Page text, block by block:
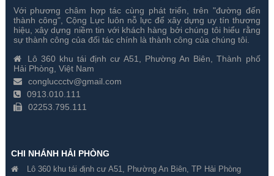
Với phương châm hợp tác cùng phát triển, trên "đường đến
thành công", Cộng Lực luôn nỗ lực để xây dựng uy tín thương
hiệu, xây dựng niềm tin với khách hàng bởi chúng tôi hiểu rằng
sự thành công của đối tác chính là thành công của chúng tôi.
Lô 360 khu tái định cư A51, Phường An Biên, Thành phố
Hải Phòng, Việt Nam
congluccctv@gmail.com
0913.010.111
02253.795.111
CHI NHÁNH HẢI PHÒNG
Lô 360 khu tái định cư A51, Phường An Biên, TP Hải Phòng